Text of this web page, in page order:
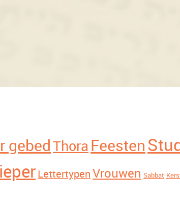
gebedThora Feesten
Lettertypen Vrouwen Sabbat